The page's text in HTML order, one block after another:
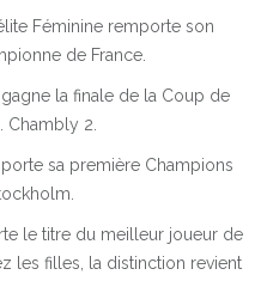
DE GROUPES
élite Féminine remporte son
de France.
la finale de la Coup de
Chambly 2.
sa première Champions
le titre du meilleur joueur de
les filles, la distinction revient